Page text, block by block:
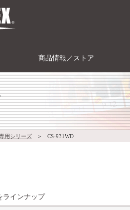
商品情報／ストア
用シリーズ ＞ CS-931WD
ラインナップ